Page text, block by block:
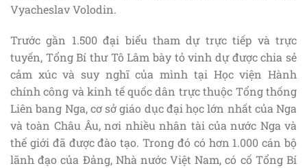
Vyacheslav Volodin.
Trước gần 1.500 đại biểu tham dự trực tiếp và trực
tuyến, Tổng Bí thư Tô Lâm bày tỏ vinh dự được chia sẻ
cảm xúc và suy nghĩ của mình tại Học viện Hành
chính công và kinh tế quốc dân trực thuộc Tổng thống
Liên bang Nga, cơ sở giáo dục đại học lớn nhất của Nga
và toàn Châu Âu, nơi nhiều nhân tài của nước Nga và
thế giới đã được đào tạo. Trong đó có hơn 1.000 cán bộ
lãnh đạo của Đảng, Nhà nước Việt Nam, có cố Tổng Bí